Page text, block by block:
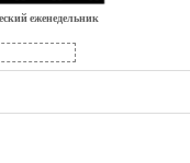
еженедельник